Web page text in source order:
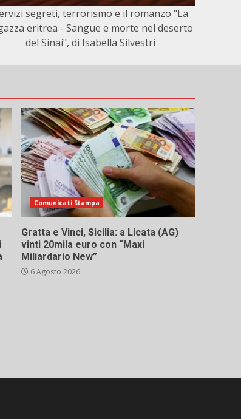
segreti, terrorismo e il romanzo "La
eritrea - Sangue e morte nel deserto
del Sinai", di Isabella Silvestri
Comunicati Stampa
Gratta e Vinci, Sicilia: a Licata (AG)
vinti 20mila euro con “Maxi
Miliardario New”
6 Agosto 2026